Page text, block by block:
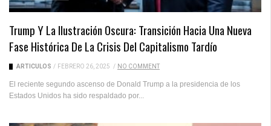
Trump Y La Ilustración Oscura: Transición Hacia Una Nueva
Fase Histórica De La Crisis Del Capitalismo Tardío
ARTICULOS / FEBRERO 26, 2025 / NO COMMENT
El reciente segundo ascenso de Donald Trump a la presidencia de los
Estados Unidos ha sido respaldado por...